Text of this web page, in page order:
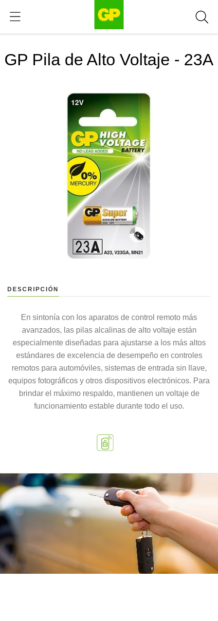
GP Pila de Alto Voltaje - 23A
DESCRIPCIÓN
En sintonía con los aparatos de control remoto más
avanzados, las pilas alcalinas de alto voltaje están
especialmente diseñadas para ajustarse a los más altos
estándares de excelencia de desempeño en controles
remotos para automóviles, sistemas de entrada sin llave,
equipos fotográficos y otros dispositivos electrónicos. Para
brindar el máximo respaldo, mantienen un voltaje de
funcionamiento estable durante todo el uso.